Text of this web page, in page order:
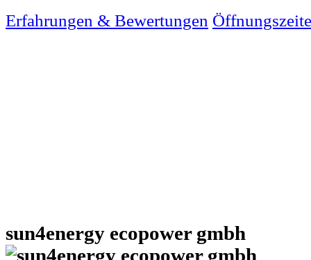
Erfahrungen & Bewertungen
sun4energy ecopower gmbh